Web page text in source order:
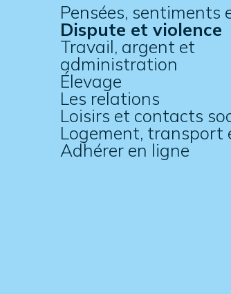
Pensées, sentiments
Dispute et violence
Travail, argent et
administration
Élevage
Les relations
Loisirs et contacts
Logement, transport
Adhérer en ligne